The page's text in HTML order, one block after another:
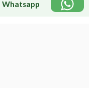
Whatsapp